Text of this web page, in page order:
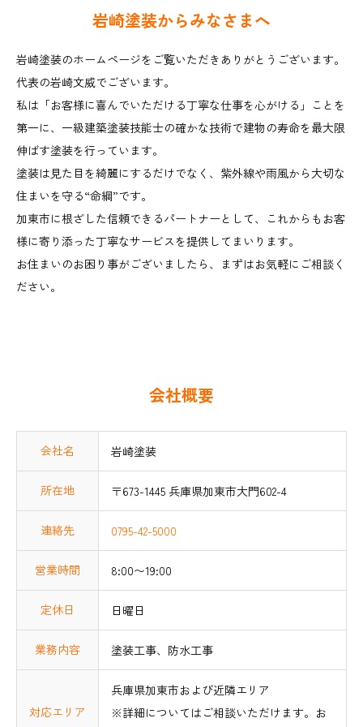
岩崎塗装からみなさまへ
岩崎塗装のホームページをご覧いただきありがとうございます。
代表の岩崎文威でございます。
私は「お客様に喜んでいただける丁寧な仕事を心がける」ことを
第一に、 一級建築塗装技能士の確かな技術で建物の寿命を最大限
伸ばす塗装を行っています。
塗装は見た目を綺麗にするだけでなく、紫外線や雨風から大切な
住まいを守る“命綱”です。
加東市に根ざした信頼できるパートナーとして、これからもお客
様に寄り添った丁寧なサービスを提供してまいります。
お住まいのお困り事がございましたら、まずはお気軽にご相談く
ださい。
会社概要
会社名 岩崎塗装
所在地 〒673-1445 兵庫県加東市大門602-4
連絡先 0795-42-5000
営業時間 8:00〜19:00
定休日 日曜日
業務内容 塗装工事、防水工事
対応エリア
兵庫県加東市および近隣エリア
※詳細についてはご相談いただけます。お